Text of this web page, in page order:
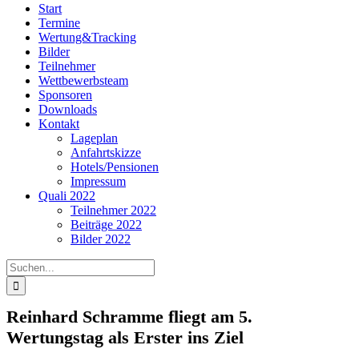
Start
Termine
Wertung&Tracking
Bilder
Teilnehmer
Wettbewerbsteam
Sponsoren
Downloads
Kontakt
Lageplan
Anfahrtskizze
Hotels/Pensionen
Impressum
Quali 2022
Teilnehmer 2022
Beiträge 2022
Bilder 2022
Suche
nach:
Reinhard Schramme fliegt am 5.
Wertungstag als Erster ins Ziel